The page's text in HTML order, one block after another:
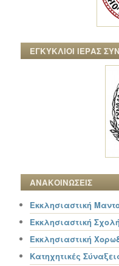
ΕΓΚΥΚΛΙΟΙ ΙΕΡΑΣ
ΑΝΑΚΟΙΝΩΣΕΙΣ
Εκκλησιαστική
Εκκλησιαστική
Εκκλησιαστική
Κατηχητικές